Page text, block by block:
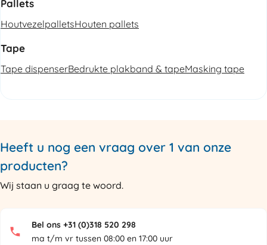
Pallets
HoutvezelpalletsHouten pallets
Tape
Tape dispenserBedrukte plakband & tapeMasking tape
Heeft u nog een vraag over 1 van onze
producten?
Wij staan u graag te woord.
Bel ons +31 (0)318 520 298
ma t/m vr tussen 08:00 en 17:00 uur